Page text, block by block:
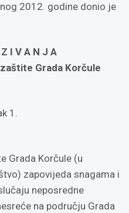
2012. godine donio je
I V A N J A
Grada Korčule
1.
Grada Korčule (u
zapovijeda snagama i
neposredne
na području Grada